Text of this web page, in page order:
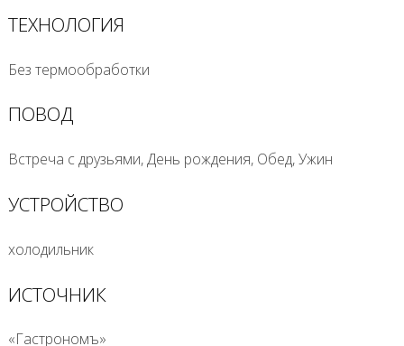
ТЕХНОЛОГИЯ
Без термообработки
ПОВОД
Встреча с друзьями, День рождения, Обед, Ужин
УСТРОЙСТВО
холодильник
ИСТОЧНИК
«Гастрономъ»